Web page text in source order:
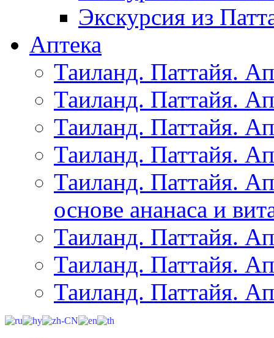
Экскурсия из
Аптека
Таиланд. Паттайя.
Таиланд. Паттайя.
Таиланд. Паттайя.
Таиланд. Паттайя.
Таиланд. Паттайя.
основе ананаса и
Таиланд. Паттайя.
Таиланд. Паттайя.
Таиланд. Паттайя.